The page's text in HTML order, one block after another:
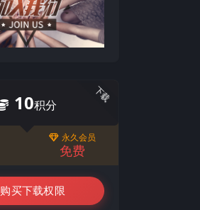
下载
10积分
永久会员
免费
购买下载权限